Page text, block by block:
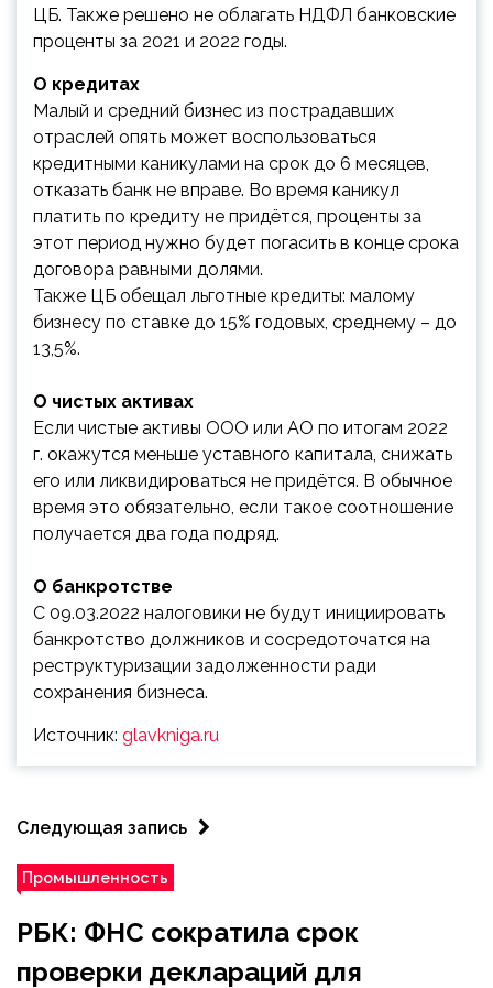
ЦБ. Также решено не облагать НДФЛ банковские
проценты за 2021 и 2022 годы.
О кредитах
Малый и средний бизнес из пострадавших
отраслей опять может воспользоваться
кредитными каникулами на срок до 6 месяцев,
отказать банк не вправе. Во время каникул
платить по кредиту не придётся, проценты за
этот период нужно будет погасить в конце срока
договора равными долями.
Также ЦБ обещал льготные кредиты: малому
бизнесу по ставке до 15% годовых, среднему – до
13,5%.
О чистых активах
Если чистые активы ООО или АО по итогам 2022
г. окажутся меньше уставного капитала, снижать
его или ликвидироваться не придётся. В обычное
время это обязательно, если такое соотношение
получается два года подряд.
О банкротстве
С 09.03.2022 налоговики не будут инициировать
банкротство должников и сосредоточатся на
реструктуризации задолженности ради
сохранения бизнеса.
Источник: glavkniga.ru
Следующая запись
Промышленность
РБК: ФНС сократила срок
проверки деклараций для